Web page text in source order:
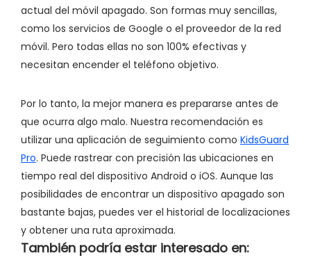
actual del móvil apagado. Son formas muy sencillas,
como los servicios de Google o el proveedor de la red
móvil. Pero todas ellas no son 100% efectivas y
necesitan encender el teléfono objetivo.
Por lo tanto, la mejor manera es prepararse antes de
que ocurra algo malo. Nuestra recomendación es
utilizar una aplicación de seguimiento como KidsGuard
Pro. Puede rastrear con precisión las ubicaciones en
tiempo real del dispositivo Android o iOS. Aunque las
posibilidades de encontrar un dispositivo apagado son
bastante bajas, puedes ver el historial de localizaciones
y obtener una ruta aproximada.
También podría estar interesado en: